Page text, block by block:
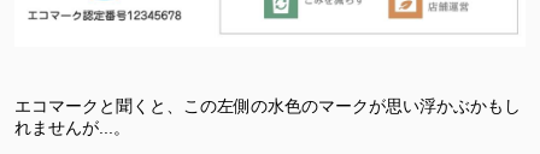
エコマークと聞くと、この左側の水色のマークが思い浮かぶかもし
れませんが...。